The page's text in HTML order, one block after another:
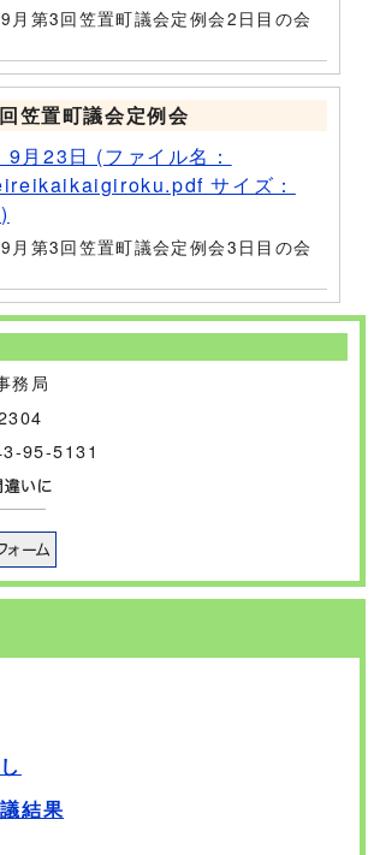
月第3回笠置町議会定例会2日目の会
笠置町議会定例会
月23日 (ファイル名：
サイズ：
月第3回笠置町議会定例会3日目の会
務局
95-5131
結果